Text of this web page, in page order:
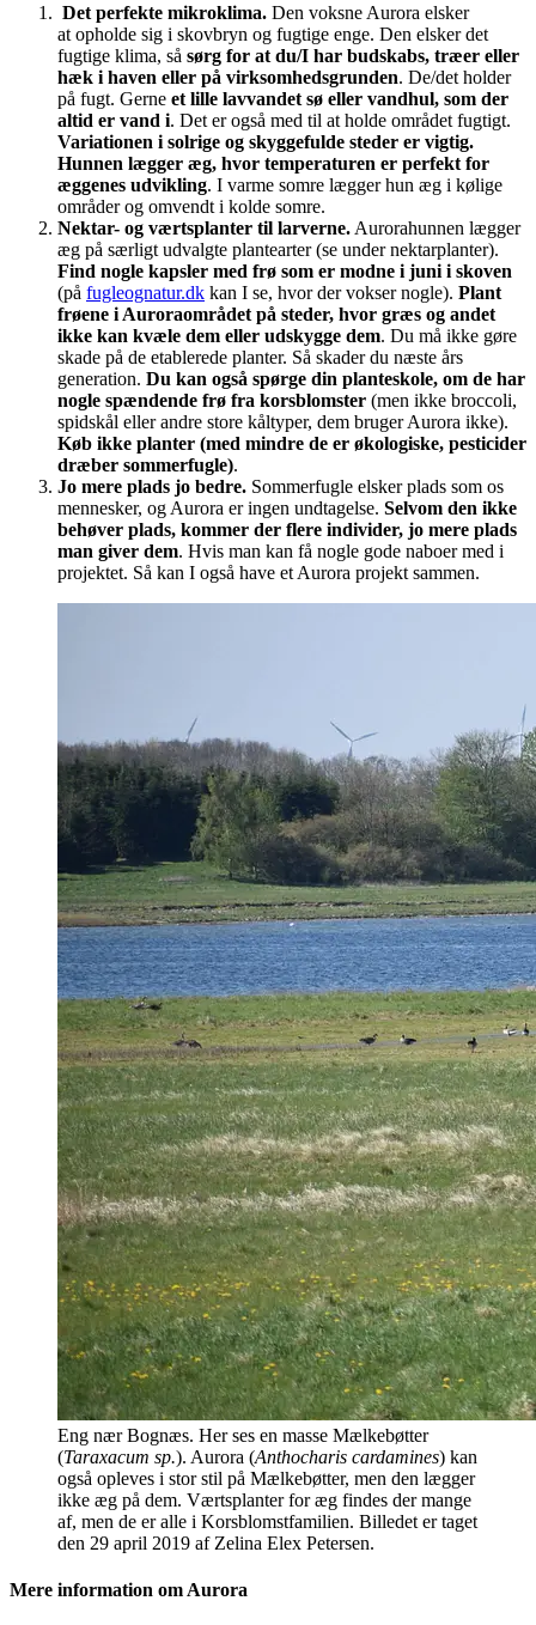
Det perfekte mikroklima. Den voksne Aurora elsker
at opholde sig i skovbryn og fugtige enge. Den elsker det
fugtige klima, så sørg for at du/I har budskabs, træer eller
hæk i haven eller på virksomhedsgrunden. De/det holder
på fugt. Gerne et lille lavvandet sø eller vandhul, som der
altid er vand i. Det er også med til at holde området fugtigt.
Variationen i solrige og skyggefulde steder er vigtig.
Hunnen lægger æg, hvor temperaturen er perfekt for
æggenes udvikling. I varme somre lægger hun æg i kølige
områder og omvendt i kolde somre.
Nektar- og værtsplanter til larverne. Aurorahunnen lægger
æg på særligt udvalgte plantearter (se under nektarplanter).
Find nogle kapsler med frø som er modne i juni i skoven
(på fugleognatur.dk kan I se, hvor der vokser nogle). Plant
frøene i Auroraområdet på steder, hvor græs og andet
ikke kan kvæle dem eller udskygge dem. Du må ikke gøre
skade på de etablerede planter. Så skader du næste års
generation. Du kan også spørge din planteskole, om de har
nogle spændende frø fra korsblomster (men ikke broccoli,
spidskål eller andre store kåltyper, dem bruger Aurora ikke).
Køb ikke planter (med mindre de er økologiske, pesticider
dræber sommerfugle).
Jo mere plads jo bedre. Sommerfugle elsker plads som os
mennesker, og Aurora er ingen undtagelse. Selvom den ikke
behøver plads, kommer der flere individer, jo mere plads
man giver dem. Hvis man kan få nogle gode naboer med i
projektet. Så kan I også have et Aurora projekt sammen.
Eng nær Bognæs. Her ses en masse Mælkebøtter
(Taraxacum sp.). Aurora (Anthocharis cardamines) kan
også opleves i stor stil på Mælkebøtter, men den lægger
ikke æg på dem. Værtsplanter for æg findes der mange
af, men de er alle i Korsblomstfamilien. Billedet er taget
den 29 april 2019 af Zelina Elex Petersen.
Mere information om Aurora